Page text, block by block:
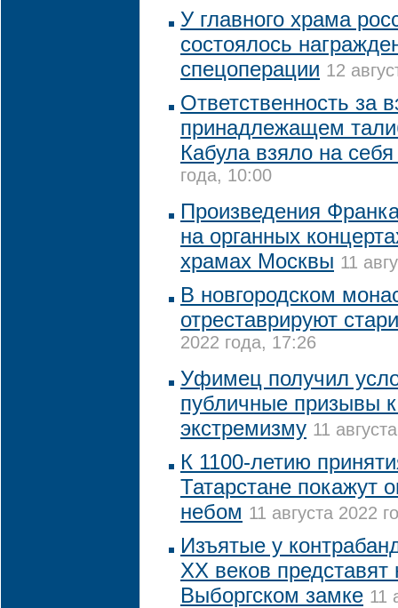
У главного храма
состоялось
спецоперации 12
Ответственность за
принадлежащем
Кабула взяло на
года, 10:00
Произведения
на органных
храмах Москвы 11
В новгородском
отреставрируют
2022 года, 17:26
Уфимец получил
публичные призывы
экстремизму 11
К 1100-летию
Татарстане покажут
небом 11 августа 2022
Изъятые у
XX веков
Выборгском замке 11